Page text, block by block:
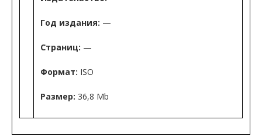
Год издания: —
Страниц: —
Формат: ISO
Размер: 36,8 Mb